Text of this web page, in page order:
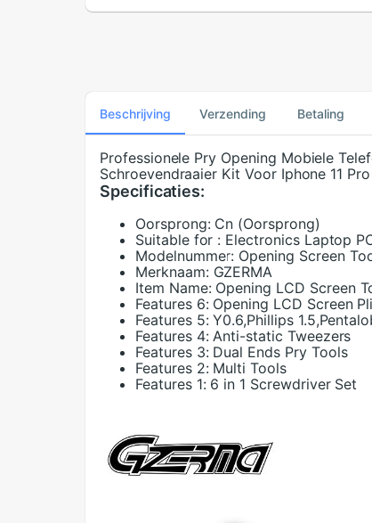
Beschrijving Verzending Betaling
Professionele Pry Opening Mobiele
Schroevendraaier Kit Voor Iphone 11
Specificaties:
Oorsprong: Cn (Oorsprong)
Suitable for : Electronics Laptop
Modelnummer: Opening Screen
Merknaam: GZERMA
Item Name: Opening LCD Screen
Features 6: Opening LCD Screen
Features 5: Y0.6,Phillips
Features 4: Anti-static Tweezers
Features 3: Dual Ends Pry Tools
Features 2: Multi Tools
Features 1: 6 in 1 Screwdriver Set